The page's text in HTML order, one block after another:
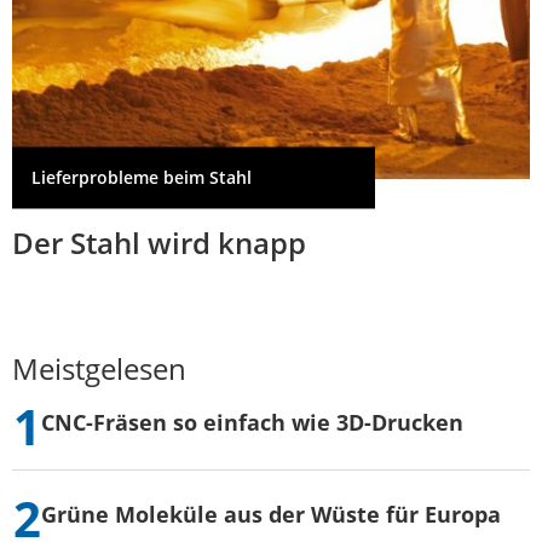
Lieferprobleme beim Stahl
Der Stahl wird knapp
Meistgelesen
CNC-Fräsen so einfach wie 3D-Drucken
Grüne Moleküle aus der Wüste für Europa